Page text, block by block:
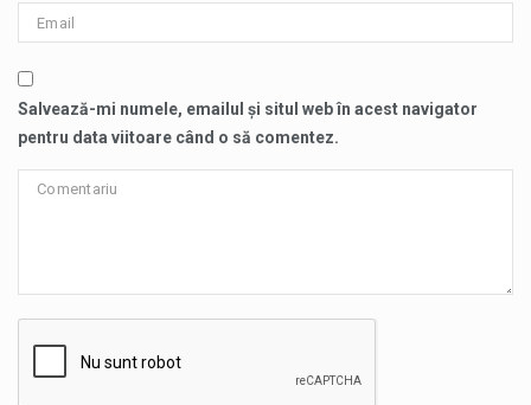
Salvează-mi numele, emailul și situl web în acest navigator
pentru data viitoare când o să comentez.